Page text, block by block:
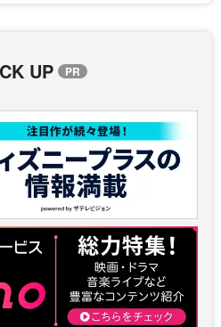
UP